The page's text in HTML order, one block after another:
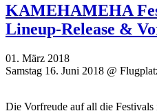
KAMEHAMEHA
Lineup-Release &
01. März 2018
Samstag 16. Juni 2018 @
Die Vorfreude auf all die